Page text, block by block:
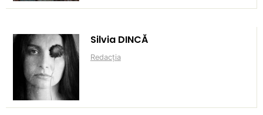
Silvia DINCĂ
Redacția